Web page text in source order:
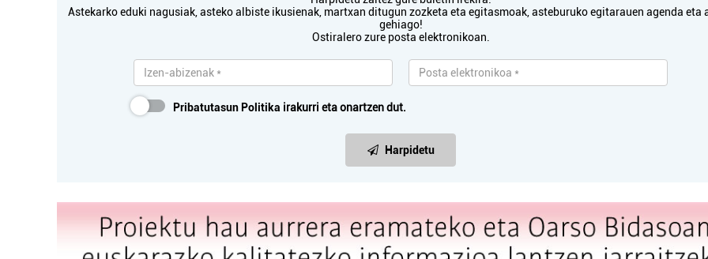
Astekarko eduki nagusiak, asteko albiste ikusienak, martxan ditugun zozketa eta egitasmoak, asteburuko egitarauen agenda eta
gehiago!
Ostiralero zure posta elektronikoan.
Pribatutasun Politika irakurri eta onartzen dut.
Harpidetu